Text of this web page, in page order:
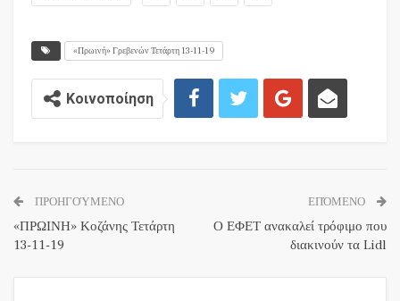
«Πρωινή» Γρεβενών Τετάρτη 13-11-19
Κοινοποίηση
ΠΡΟΗΓΟΎΜΕΝΟ
«ΠΡΩΙΝΗ» Κοζάνης Τετάρτη
13-11-19
ΕΠΌΜΕΝΟ
Ο ΕΦΕΤ ανακαλεί τρόφιμο που
διακινούν τα Lidl